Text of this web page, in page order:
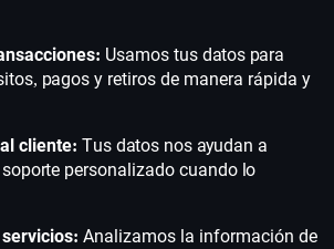
Usamos tus datos para
pagos y retiros de manera rápida y
cliente: Tus datos nos ayudan a
personalizado cuando lo
Analizamos la información de